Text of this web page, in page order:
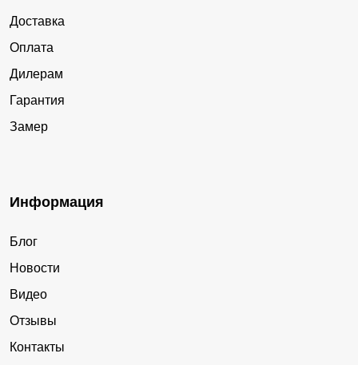
Доставка
Оплата
Дилерам
Гарантия
Замер
Информация
Блог
Новости
Видео
Отзывы
Контакты